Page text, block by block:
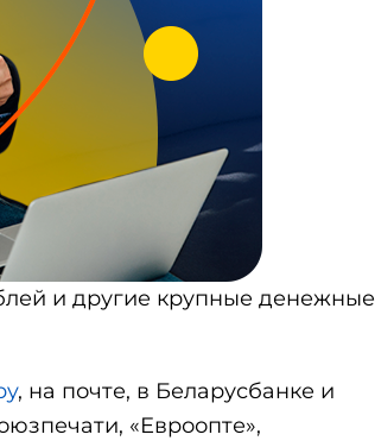
и другие крупные денежные
, на почте, в Беларусбанке и
«Евроопте»,